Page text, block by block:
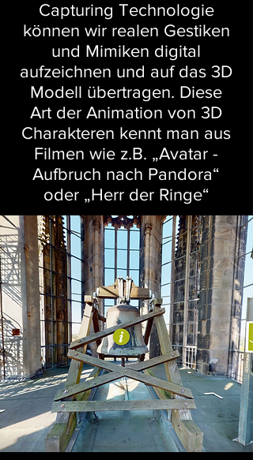
Capturing Technologie
können wir realen Gestiken
und Mimiken digital
aufzeichnen und auf das 3D
Modell übertragen. Diese
Art der Animation von 3D
Charakteren kennt man aus
Filmen wie z.B. „Avatar -
Aufbruch nach Pandora“
oder „Herr der Ringe“